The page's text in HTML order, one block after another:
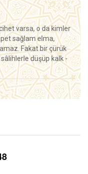
varsa, o da kimler
sağlam elma,
Fakat bir çürük
düşüp kalk -